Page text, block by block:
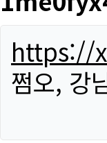
https://
쩜오, 강